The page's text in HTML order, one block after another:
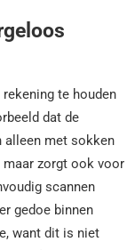
te houden
dat de
alleen met sokken
maar zorgt ook voor
scannen
gedoe binnen
want dit is niet